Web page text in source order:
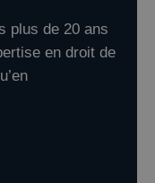
plus de 20 ans
en droit de